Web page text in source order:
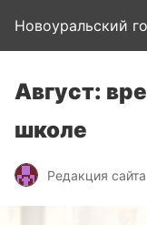
Новоуральский
Август:
школе
Редакция сайта